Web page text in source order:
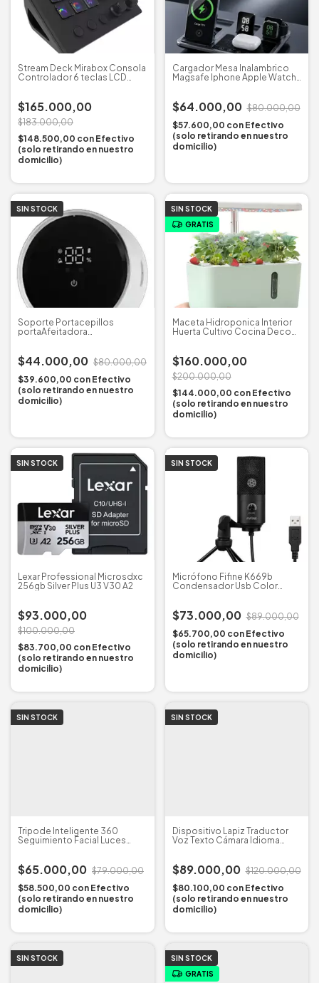
Stream Deck Mirabox Consola
Controlador 6 teclas LCD
$165.000,00
$183.000,00
$148.500,00 con Efectivo
(solo retirando en nuestro
domicilio)
Cargador Mesa Inalambrico
Magsafe Iphone Apple Watch
$64.000,00 $80.000,00
$57.600,00 con Efectivo
(solo retirando en nuestro
domicilio)
SIN STOCK
Soporte Portacepillos
portaAfeitadora
$44.000,00 $80.000,00
$39.600,00 con Efectivo
(solo retirando en nuestro
domicilio)
SIN STOCK
GRATIS
Maceta Hidroponica Interior
Huerta Cultivo Cocina Deco
$160.000,00
$200.000,00
$144.000,00 con Efectivo
(solo retirando en nuestro
domicilio)
SIN STOCK
Lexar Professional Microsdxc
256gb Silver Plus U3 V30 A2
$93.000,00
$100.000,00
$83.700,00 con Efectivo
(solo retirando en nuestro
domicilio)
SIN STOCK
Micrófono Fifine K669b
Condensador Usb Color
$73.000,00 $89.000,00
$65.700,00 con Efectivo
(solo retirando en nuestro
domicilio)
SIN STOCK
Tripode Inteligente 360
Seguimiento Facial Luces
$65.000,00 $79.000,00
$58.500,00 con Efectivo
(solo retirando en nuestro
domicilio)
SIN STOCK
Dispositivo Lapiz Traductor
Voz Texto Cámara Idioma
$89.000,00 $120.000,00
$80.100,00 con Efectivo
(solo retirando en nuestro
domicilio)
SIN STOCK
SIN STOCK
GRATIS